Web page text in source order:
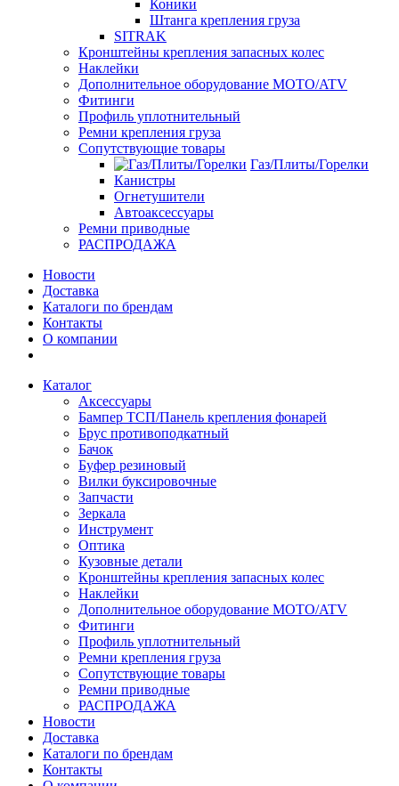
Коники
Штанга крепления груза
SITRAK
Кронштейны крепления запасных колес
Наклейки
Дополнительное оборудование MOTO/ATV
Фитинги
Профиль уплотнительный
Ремни крепления груза
Сопутствующие товары
Газ/Плиты/Горелки
Канистры
Огнетушители
Автоаксессуары
Ремни приводные
РАСПРОДАЖА
Новости
Доставка
Каталоги по брендам
Контакты
О компании
Каталог
Аксессуары
Бампер ТСП/Панель крепления фонарей
Брус противоподкатный
Бачок
Буфер резиновый
Вилки буксировочные
Запчасти
Зеркала
Инструмент
Оптика
Кузовные детали
Кронштейны крепления запасных колес
Наклейки
Дополнительное оборудование MOTO/ATV
Фитинги
Профиль уплотнительный
Ремни крепления груза
Сопутствующие товары
Ремни приводные
РАСПРОДАЖА
Новости
Доставка
Каталоги по брендам
Контакты